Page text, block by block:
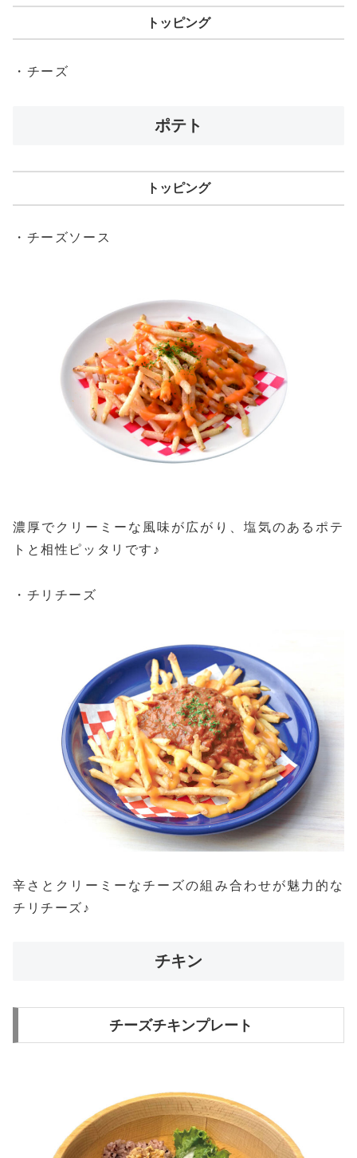
トッピング
・チーズ
ポテト
トッピング
・チーズソース
濃厚でクリーミーな風味が広がり、塩気のあるポテ
トと相性ピッタリです♪
・チリチーズ
辛さとクリーミーなチーズの組み合わせが魅力的な
チリチーズ♪
チキン
チーズチキンプレート